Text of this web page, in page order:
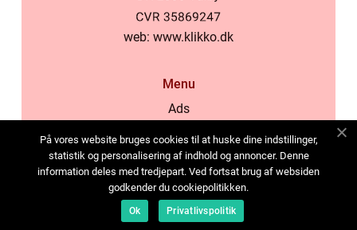
web: www.klikko.dk
Menu
Ads
Cookies
Contact
Sitemap
På vores website bruges cookies til at huske dine indstillinger,
statistik og personalisering af indhold og annoncer. Denne
information deles med tredjepart. Ved fortsat brug af websiden
godkender du cookiepolitikken.
Ok Privatlivspolitik